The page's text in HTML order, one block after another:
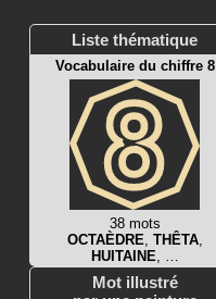
Liste thématique
Vocabulaire du chiffre 8
38 mots
OCTAÈDRE THÊTA,
HUITAINE
Mot illustré